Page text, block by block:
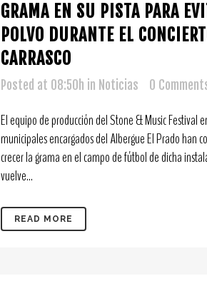
GRAMA EN SU PISTA PARA
POLVO DURANTE EL
CARRASCO
Posted at 08:50h in Noticias 0
El equipo de producción del Stone & Music Festival
municipales encargados del Albergue El Prado han
crecer la grama en el campo de fútbol de dicha
vuelve...
READ MORE